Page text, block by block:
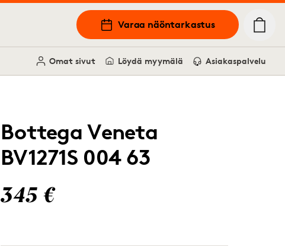
Varaa näöntarkastus
Omat sivut Löydä myymälä Asiakaspalvelu
Bottega Veneta
BV1271S 004 63
345 €